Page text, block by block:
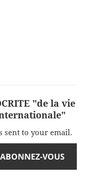
"de la vie
sent to your email.
ABONNEZ-VOUS